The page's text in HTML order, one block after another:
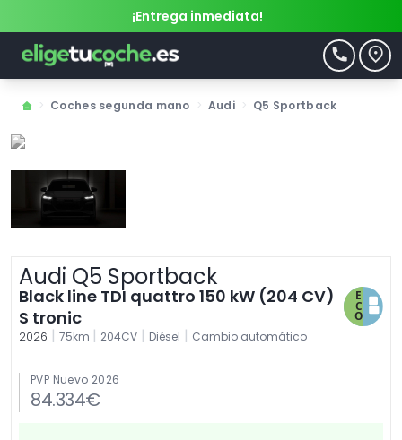
¡Entrega inmediata!
Coches segunda mano Audi Q5 Sportback
Audi Q5 Sportback
Black line TDI quattro 150 kW (204 CV)
S tronic
2026 | 75km | 204CV | Diésel | Cambio automático
PVP Nuevo 2026
84.334€